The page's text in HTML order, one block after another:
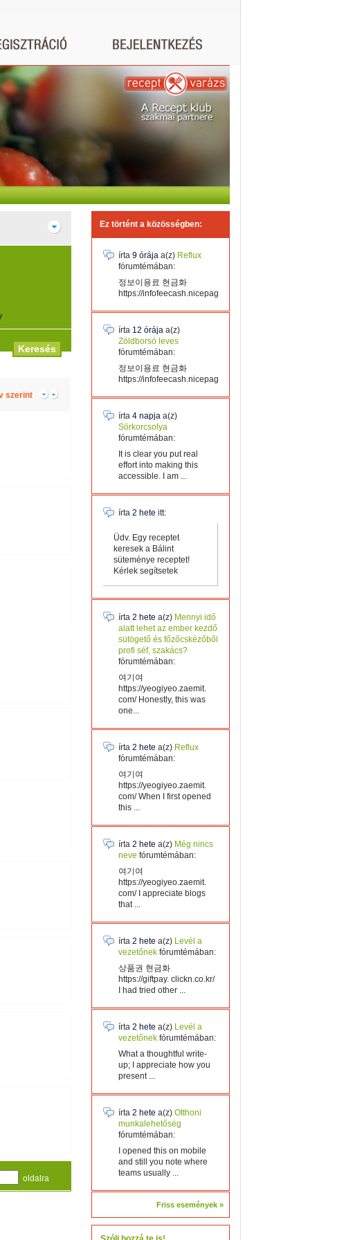
szerint
oldalra
Ez történt a közösségben:
írta 9 órája a(z) Reflux
fórumtémában:
정보이용료 현금화
https://infofeecash.nicepage...
írta 12 órája a(z)
Zöldborsó leves
fórumtémában:
정보이용료 현금화
https://infofeecash.nicepage...
írta 4 napja a(z)
Sörkorcsolya
fórumtémában:
It is clear you put real
effort into making this
accessible. I am ...
írta 2 hete itt:
Üdv. Egy receptet
keresek a Bálint
süteménye receptet!
Kérlek segítsetek
írta 2 hete a(z) Mennyi idő
alatt lehet az ember kezdő
sütögető és főzőcskézőből
profi séf, szakács?
fórumtémában:
여기여
https://yeogiyeo.zaemit.
com/ Honestly, this was
one...
írta 2 hete a(z) Reflux
fórumtémában:
여기여
https://yeogiyeo.zaemit.
com/ When I first opened
this ...
írta 2 hete a(z) Még nincs
neve fórumtémában:
여기여
https://yeogiyeo.zaemit.
com/ I appreciate blogs
that ...
írta 2 hete a(z) Levél a
vezetőnek fórumtémában:
상품권 현금화
https://giftpay. clickn.co.kr/
I had tried other ...
írta 2 hete a(z) Levél a
vezetőnek fórumtémában:
What a thoughtful write-
up; I appreciate how you
present ...
írta 2 hete a(z) Otthoni
munkalehetőség
fórumtémában:
I opened this on mobile
and still you note where
teams usually ...
Friss események »